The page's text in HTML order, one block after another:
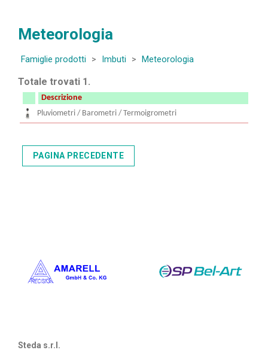
Meteorologia
Famiglie prodotti > Imbuti > Meteorologia
Totale trovati 1.
Descrizione
Pluviometri / Barometri / Termoigrometri
Steda s.r.l.